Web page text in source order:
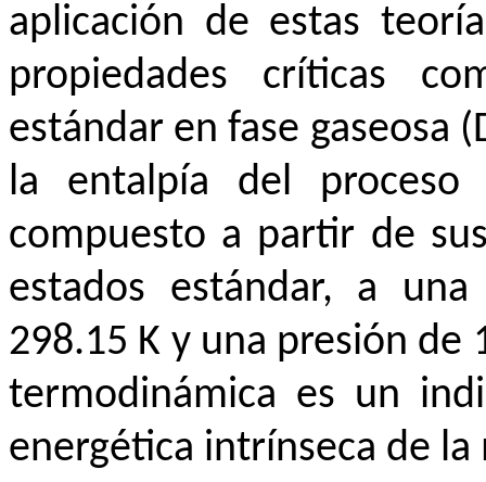
aplicación de estas
propiedades críticas
estándar en fase gaseosa
la entalpía del
compuesto a partir de
estados estándar, a
298.15 K y una presión de
termodinámica es un
energética intrínseca de